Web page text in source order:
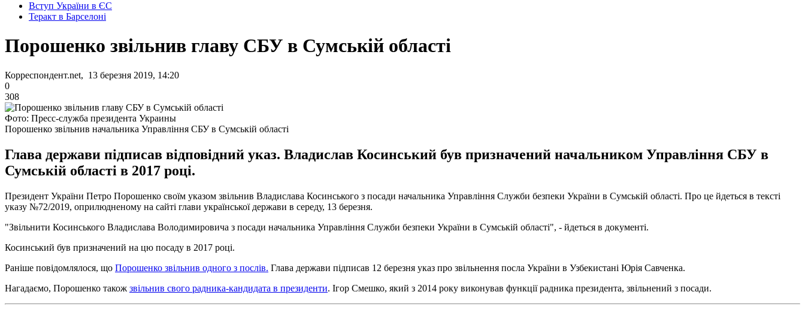
Вступ України в ЄС
Теракт в Барселоні
Порошенко звільнив главу СБУ в Сумській області
Корреспондент.net, 13 березня 2019, 14:20
0
308
Фото: Пресс-служба президента Украины
Порошенко звільнив начальника Управління СБУ в Сумській області
Глава держави підписав відповідний указ. Владислав Косинський був призначений начальником Управління СБУ в
Сумській області в 2017 році.
Президент України Петро Порошенко своїм указом звільнив Владислава Косинського з посади начальника Управління Служби безпеки України в Сумській області. Про це йдеться в тексті
указу №72/2019, оприлюдненому на сайті глави української держави в середу, 13 березня.
"Звільнити Косинського Владислава Володимировича з посади начальника Управління Служби безпеки України в Сумській області", - йдеться в документі.
Косинський був призначений на цю посаду в 2017 році.
Раніше повідомлялося, що Порошенко звільнив одного з послів. Глава держави підписав 12 березня указ про звільнення посла України в Узбекистані Юрія Савченка.
Нагадаємо, Порошенко також звільнив свого радника-кандидата в президенти. Ігор Смешко, який з 2014 року виконував функції радника президента, звільнений з посади.